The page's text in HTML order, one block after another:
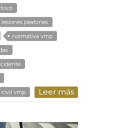
lesiones peatones
normativa vmp
civil vmp
Leer más